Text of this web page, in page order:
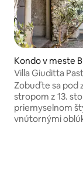
Kondo v meste
Villa Giuditta
Zobuďte sa pod
stropom z 13.
priemyselnom
vnútornými